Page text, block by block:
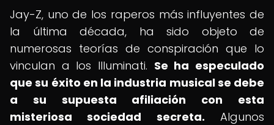
Jay-Z, uno de los raperos más influyentes de
la última década, ha sido objeto de
numerosas teorías de conspiración que lo
vinculan a los Illuminati. Se ha especulado
que su éxito en la industria musical se debe
a su supuesta afiliación con esta
misteriosa sociedad secreta. Algunos